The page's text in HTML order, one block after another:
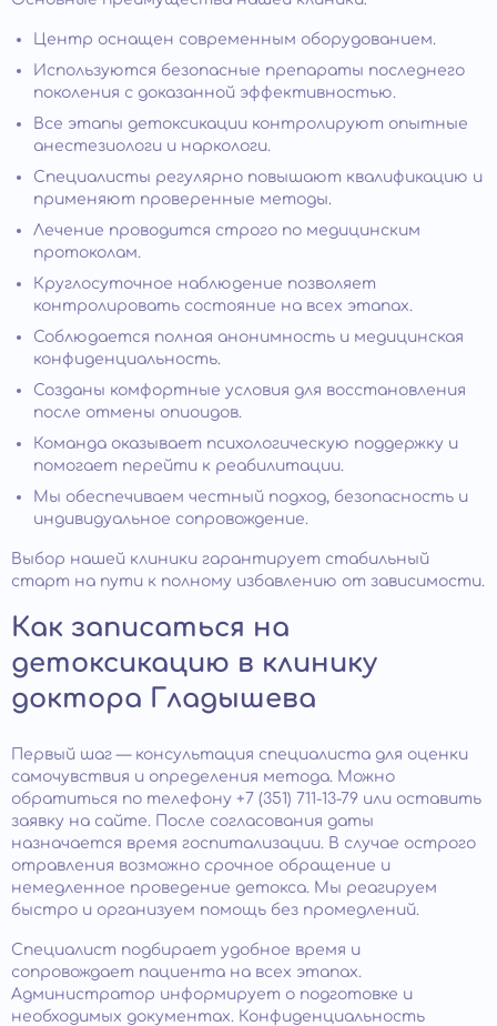
Центр оснащен современным оборудованием.
Используются безопасные препараты последнего
поколения с доказанной эффективностью.
Все этапы детоксикации контролируют опытные
анестезиологи и наркологи.
Специалисты регулярно повышают квалификацию и
применяют проверенные методы.
Лечение проводится строго по медицинским
протоколам.
Круглосуточное наблюдение позволяет
контролировать состояние на всех этапах.
Соблюдается полная анонимность и медицинская
конфиденциальность.
Созданы комфортные условия для восстановления
после отмены опиоидов.
Команда оказывает психологическую поддержку и
помогает перейти к реабилитации.
Мы обеспечиваем честный подход, безопасность и
индивидуальное сопровождение.
Выбор нашей клиники гарантирует стабильный
старт на пути к полному избавлению от зависимости.
Как записаться на
детоксикацию в клинику
доктора Гладышева
Первый шаг — консультация специалиста для оценки
самочувствия и определения метода. Можно
обратиться по телефону +7 (351) 711-13-79 или оставить
заявку на сайте. После согласования даты
назначается время госпитализации. В случае острого
отравления возможно срочное обращение и
немедленное проведение детокса. Мы реагируем
быстро и организуем помощь без промедлений.
Специалист подбирает удобное время и
сопровождает пациента на всех этапах.
Администратор информирует о подготовке и
необходимых документах. Конфиденциальность